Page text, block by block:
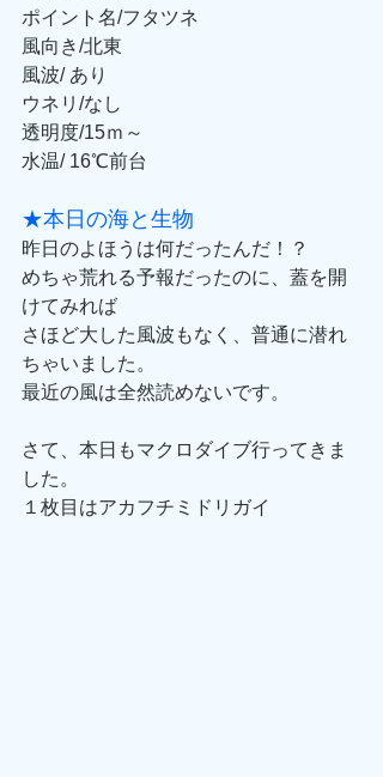
ポイント名/フタツネ
風向き/北東
風波/ あり
ウネリ/なし
透明度/15ｍ～
水温/ 16℃前台
★本日の海と生物
昨日のよほうは何だったんだ！？
めちゃ荒れる予報だったのに、蓋を開
けてみれば
さほど大した風波もなく、普通に潜れ
ちゃいました。
最近の風は全然読めないです。
さて、本日もマクロダイブ行ってきま
した。
１枚目はアカフチミドリガイ